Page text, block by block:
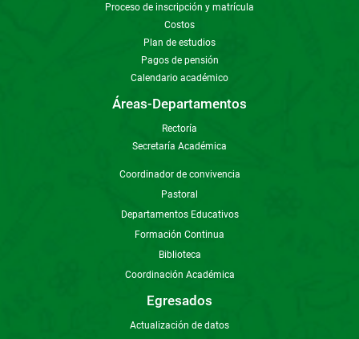
Proceso de inscripción y matrícula
Costos
Plan de estudios
Pagos de pensión
Calendario académico
Áreas-Departamentos
Rectoría
Secretaría Académica
Coordinador de convivencia
Pastoral
Departamentos Educativos
Formación Continua
Biblioteca
Coordinación Académica
Egresados
Actualización de datos